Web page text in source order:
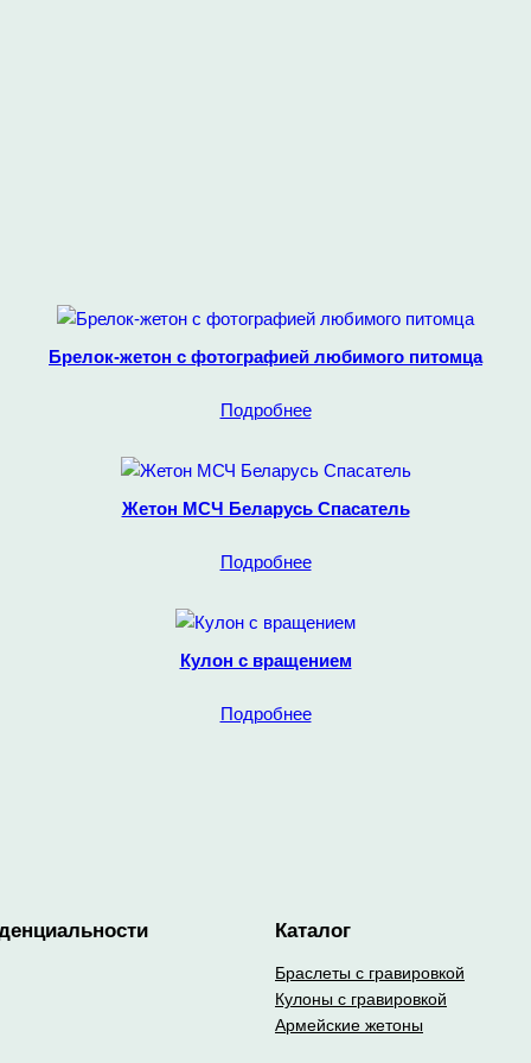
Брелок-жетон с фотографией любимого питомца
Подробнее
Жетон МСЧ Беларусь Спасатель
Подробнее
Кулон с вращением
Подробнее
Каталог
Браслеты с гравировкой
Кулоны с гравировкой
Армейские жетоны